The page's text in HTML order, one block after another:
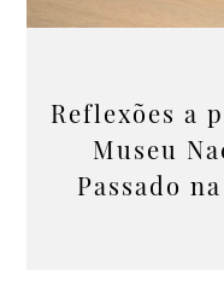
Reflexões a
Museu
Passado